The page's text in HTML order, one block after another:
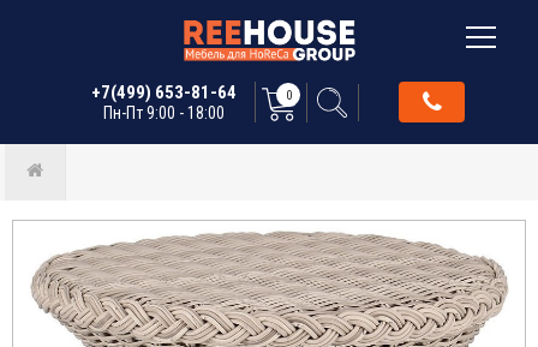
+7(499) 653-81-64
Пн-Пт 9:00 - 18:00
0